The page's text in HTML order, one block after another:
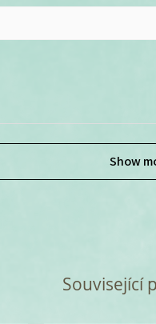
Show
Související